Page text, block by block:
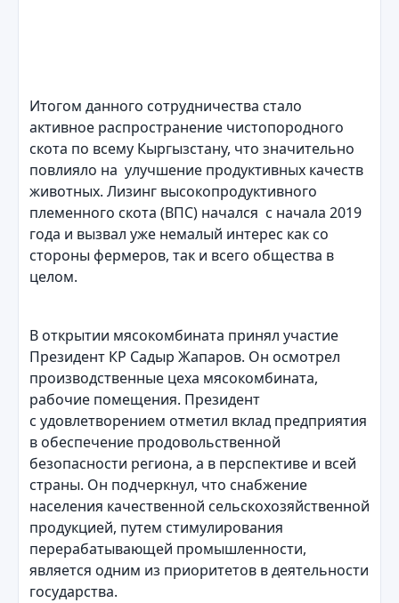
Итогом данного сотрудничества стало
активное распространение чистопородного
скота по всему Кыргызстану, что значительно
повлияло на улучшение продуктивных качеств
животных. Лизинг высокопродуктивного
племенного скота (ВПС) начался с начала 2019
года и вызвал уже немалый интерес как со
стороны фермеров, так и всего общества в
целом.
В открытии мясокомбината принял участие
Президент КР Садыр Жапаров. Он осмотрел
производственные цеха мясокомбината,
рабочие помещения. Президент
с удовлетворением отметил вклад предприятия
в обеспечение продовольственной
безопасности региона, а в перспективе и всей
страны. Он подчеркнул, что снабжение
населения качественной сельскохозяйственной
продукцией, путем стимулирования
перерабатывающей промышленности,
является одним из приоритетов в деятельности
государства.